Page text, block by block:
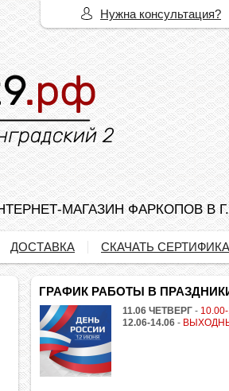
МАГАЗИН ФАРКОПОВ В
ДОСТАВКА СКАЧАТЬ
ГРАФИК РАБОТЫ В
11.06 ЧЕТВЕРГ -
12.06-14.06 -
Нужна консультация?